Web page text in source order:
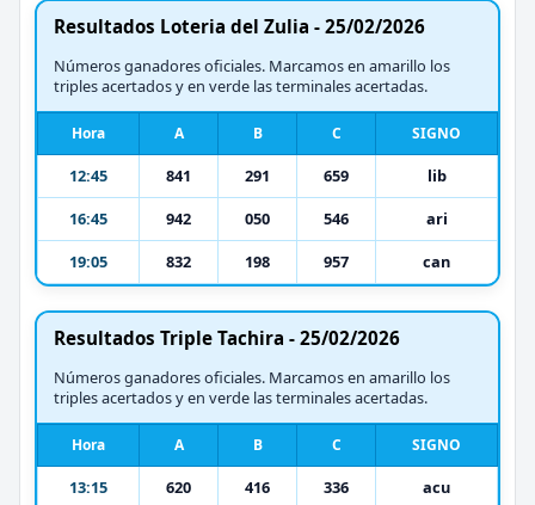
Resultados Loteria del Zulia - 25/02/2026
Números ganadores oficiales. Marcamos en amarillo los
triples acertados y en verde las terminales acertadas.
Hora A B C SIGNO
12:45 841 291 659
lib
16:45
942 050 546
ari
19:05
832 198 957 can
Resultados Triple Tachira - 25/02/2026
Números ganadores oficiales. Marcamos en amarillo los
triples acertados y en verde las terminales acertadas.
Hora A B C SIGNO
13:15 620 416 336
acu